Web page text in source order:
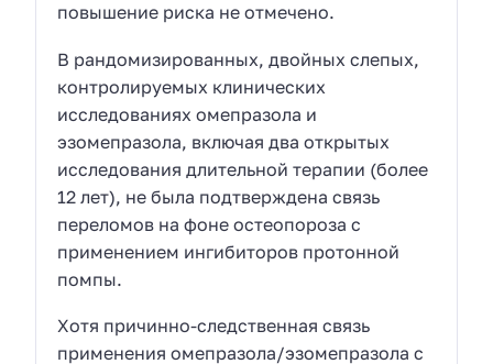
повышение риска не отмечено.
В рандомизированных, двойных слепых,
контролируемых клинических
исследованиях омепразола и
эзомепразола, включая два открытых
исследования длительной терапии (более
12 лет), не была подтверждена связь
переломов на фоне остеопороза с
применением ингибиторов протонной
помпы.
Хотя причинно-следственная связь
применения омепразола/эзомепразола с